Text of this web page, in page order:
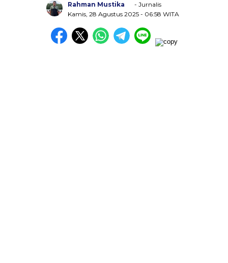
Rahman Mustika
- Jurnalis
Kamis, 28 Agustus 2025 - 06:58 WITA